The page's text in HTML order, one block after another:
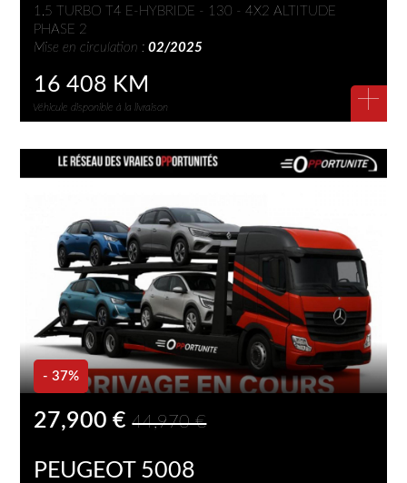
1.5 TURBO T4 E-HYBRIDE - 130 - 4X2 ALTITUDE
PHASE 2
Mise en circulation :02/2025
16 408 KM
Véhicule disponible à la livraison +
- 37%
27,900 € 44,970 €
PEUGEOT 5008